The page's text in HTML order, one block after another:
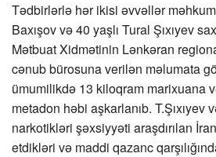
Tədbirlərlə hər ikisi əvvəllər
Baxışov və 40 yaşlı Tural Şıxıyev
Mətbuat Xidmətinin Lənkəran
cənub bürosuna verilən məlumata
ümumilikdə 13 kiloqram marixuana
metadon həbi aşkarlanıb. T.Şıxıyev
narkotikləri şəxsiyyəti araşdırılan
etdikləri və maddi qazanc